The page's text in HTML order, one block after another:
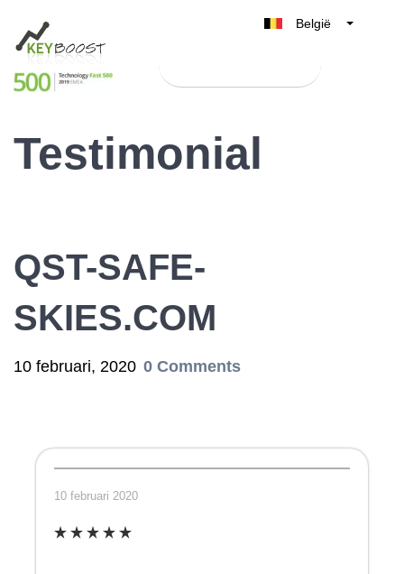
België
Nederland
Testimonial
QST-SAFE-
SKIES.COM
10 februari, 2020 0 Comments
10 februari 2020